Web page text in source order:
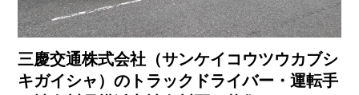
三慶交通株式会社（サンケイコウツウカブシ
キガイシャ）のトラックドライバー・運転手